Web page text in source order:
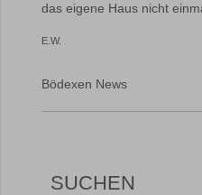
das eigene Haus nicht
E.W.
Bödexen News
SUCHEN